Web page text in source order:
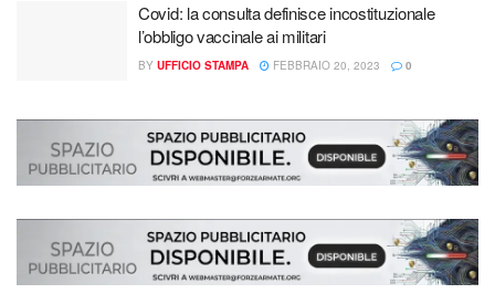
Covid: la consulta definisce incostituzionale
l’obbligo vaccinale ai militari
BY UFFICIO STAMPA FEBBRAIO 20, 2023 0